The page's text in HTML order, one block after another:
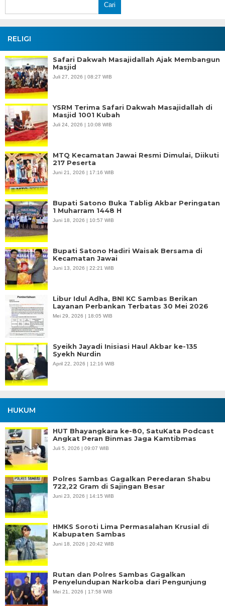
Cari
RELIGI
Safari Dakwah Masajidallah Ajak Membangun
Masjid
Juli 27, 2026 | 08:27 WIB
YSRM Terima Safari Dakwah Masajidallah di
Masjid 1001 Kubah
Juli 24, 2026 | 10:08 WIB
MTQ Kecamatan Jawai Resmi Dimulai, Diikuti
217 Peserta
Juni 21, 2026 | 17:16 WIB
Bupati Satono Buka Tablig Akbar Peringatan
1 Muharram 1448 H
Juni 18, 2026 | 10:57 WIB
Bupati Satono Hadiri Waisak Bersama di
Kecamatan Jawai
Juni 13, 2026 | 22:21 WIB
Libur Idul Adha, BNI KC Sambas Berikan
Layanan Perbankan Terbatas 30 Mei 2026
Mei 29, 2026 | 18:05 WIB
Syeikh Jayadi Inisiasi Haul Akbar ke-135
Syekh Nurdin
April 22, 2026 | 12:16 WIB
HUKUM
HUT Bhayangkara ke-80, SatuKata Podcast
Angkat Peran Binmas Jaga Kamtibmas
Juli 5, 2026 | 09:07 WIB
Polres Sambas Gagalkan Peredaran Shabu
722,22 Gram di Sajingan Besar
Juni 23, 2026 | 14:15 WIB
HMKS Soroti Lima Permasalahan Krusial di
Kabupaten Sambas
Juni 18, 2026 | 20:42 WIB
Rutan dan Polres Sambas Gagalkan
Penyelundupan Narkoba dari Pengunjung
Mei 21, 2026 | 17:58 WIB